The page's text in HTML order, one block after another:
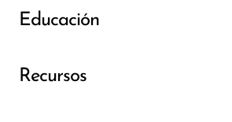
Educación
Recursos